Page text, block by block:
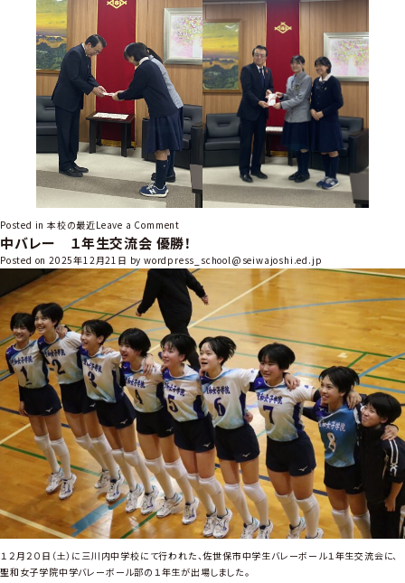
Posted in 本校の最近Leave a Comment
n
歳
末
助
合
い
募
金
を
寄
付
た
し
ま
し
た
中バレー １年生交流会 優勝！
Posted on 2025年12月21日 bywordpress_school@seiwajoshi.ed.jp
１２月２０日（土）に三川内中学校にて行われた、佐世保市中学生バレーボール１年生交流会に、
聖和女子学院中学バレーボール部の１年生が出場しました。